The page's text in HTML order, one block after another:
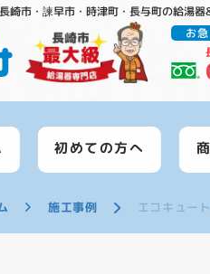
崎市・諫早市・時津町・長与町の給湯
お
初めての方へ
施工事例 エコキュー